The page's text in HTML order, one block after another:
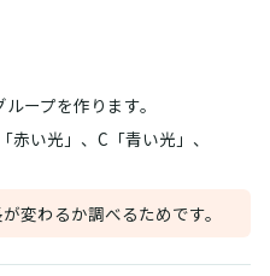
ープを作ります。
赤い光」、C「青い光」、
変わるか調べるためです。